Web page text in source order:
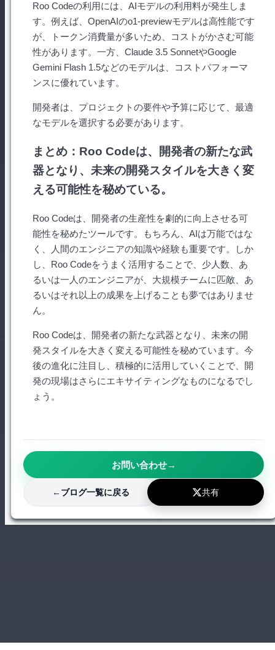
Roo Codeの利用には、AIモデルの利用料が発生しま
す。例えば、OpenAIのo1-previewモデルは高性能です
が、トークン消費量が多いため、コストがかさむ可能
性があります。一方、Claude 3.5 SonnetやGoogle
Gemini Flash 1.5などのモデルは、コストパフォーマ
ンスに優れています。
開発者は、プロジェクトの要件や予算に応じて、最適
なモデルを選択する必要があります。
まとめ：Roo Codeは、開発者の新たな武
器となり、未来の開発スタイルを大きく変
える可能性を秘めている。
Roo Codeは、開発者の生産性を劇的に向上させる可
能性を秘めたツールです。もちろん、AIは万能ではな
く、人間のエンジニアの知識や経験も重要です。しか
し、Roo Codeをうまく活用することで、少人数、あ
るいは一人のエンジニアが、大規模チームに匹敵、あ
るいはそれ以上の成果を上げることも夢ではありませ
ん。
Roo Codeは、開発者の新たな武器となり、未来の開
発スタイルを大きく変える可能性を秘めています。今
後の進化に注目し、積極的に活用していくことで、開
発の現場はさらにエキサイティングなものになるでし
ょう。
←ブログ一覧に戻る 共有
お問い合わせ→